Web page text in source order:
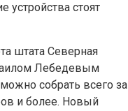
устройства стоят
штата Северная
Лебедевым
собрать всего за
и более. Новый